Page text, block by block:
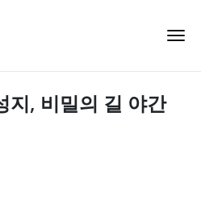
지, 비밀의 길 야간